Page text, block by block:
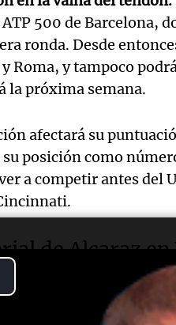
500 de Barcelona,
ronda. Desde
Roma, y tampoco
la próxima semana.
afectará su
posición como
a competir antes del
de Alcaraz
, de solo 23 años,
ganado el torneo